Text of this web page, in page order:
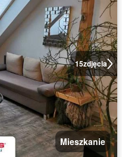
15zdjęcia
Mieszkanie